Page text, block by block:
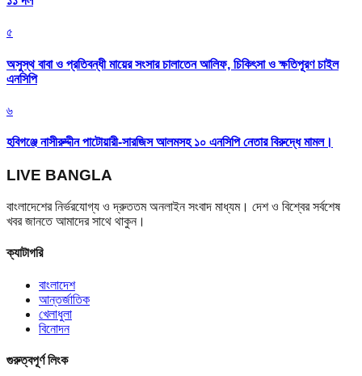
৫
অসুস্থ বাবা ও প্রতিবন্ধী মায়ের সংসার চালাতেন আলিফ, চিকিৎসা ও ক্ষতিপূরণ চাইল
এনসিপি
৬
হবিগঞ্জে নাসীরুদ্দীন পাটোয়ারী-সারজিস আলমসহ ১০ এনসিপি নেতার বিরুদ্ধে মামল।
LIVE BANGLA
বাংলাদেশের নির্ভরযোগ্য ও দ্রুততম অনলাইন সংবাদ মাধ্যম। দেশ ও বিশ্বের সর্বশেষ
খবর জানতে আমাদের সাথে থাকুন।
ক্যাটাগরি
বাংলাদেশ
আন্তর্জাতিক
খেলাধুলা
বিনোদন
গুরুত্বপূর্ণ লিংক